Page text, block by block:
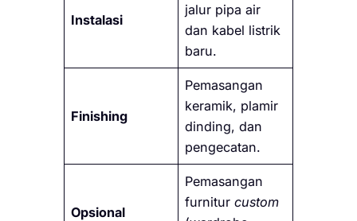
Instalasi
jalur pipa air
dan kabel listrik
baru.
Finishing
Pemasangan
keramik, plamir
dinding, dan
pengecatan.
Opsional
Pemasangan
furniturcustom